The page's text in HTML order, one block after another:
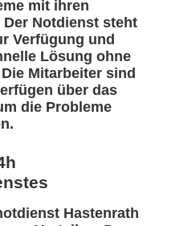
mit ihren
Notdienst steht
Verfügung und
Lösung ohne
Mitarbeiter sind
über das
die Probleme
Hastenrath